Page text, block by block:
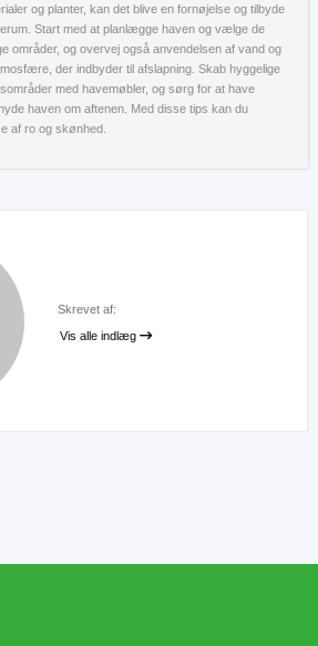
og planter, kan det blive en fornøjelse og tilbyde
Start med at planlægge haven og vælge de
områder, og overvej også anvendelsen af vand og
der indbyder til afslapning. Skab hyggelige
med havemøbler, og sørg for at have
haven om aftenen. Med disse tips kan du
af ro og skønhed.
Skrevet af:
Vis alle indlæg